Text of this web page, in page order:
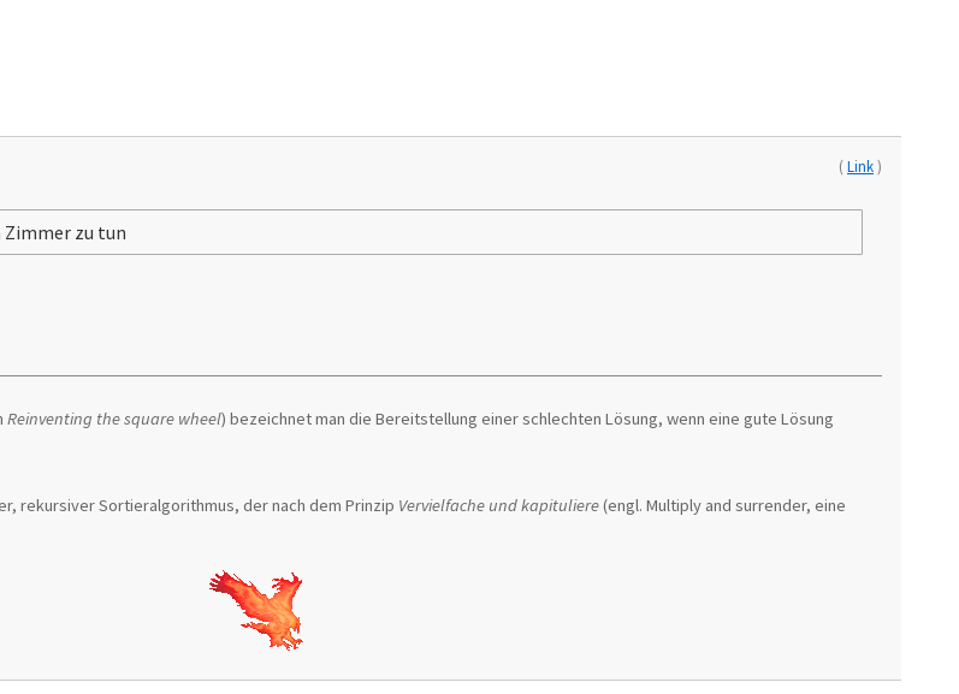
(Link)
zu tun
Reinventing the square wheel) bezeichnet man die Bereitstellung einer schlechten Lösung, wenn eine gute Lösung
rekursiver Sortieralgorithmus, der nach dem Prinzip Vervielfache und kapituliere(engl. Multiply and surrender, eine